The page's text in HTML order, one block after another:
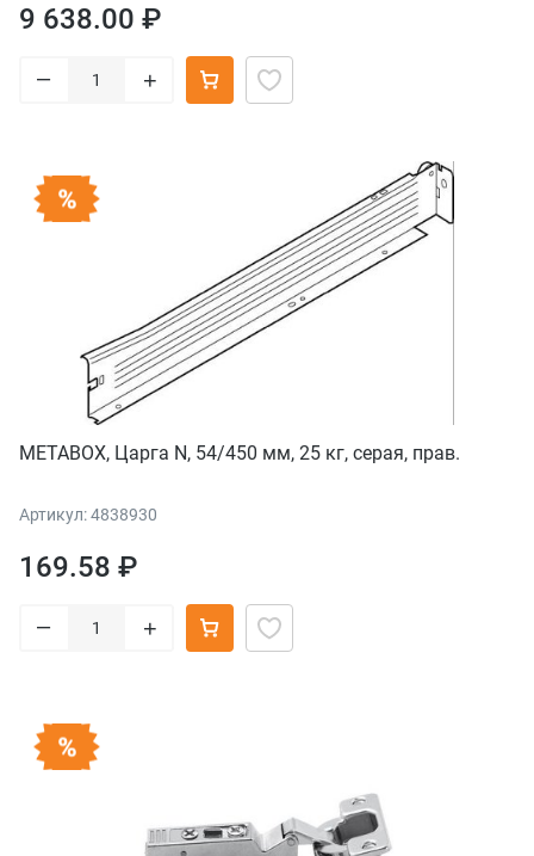
9 638.00 ₽
– +
METABOX, Царга N, 54/450 мм, 25 кг, серая, прав.
Артикул: 4838930
169.58 ₽
– +